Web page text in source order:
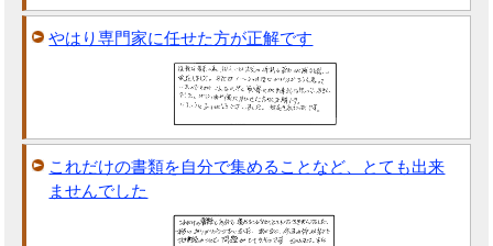
やはり専門家に任せた方が正解です
これだけの書類を自分で集めることなど、とても出来
ませんでした